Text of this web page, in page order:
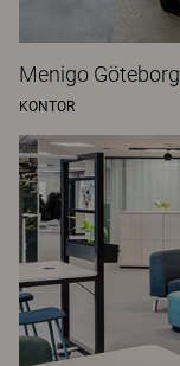
Menigo Göteborg
KONTOR